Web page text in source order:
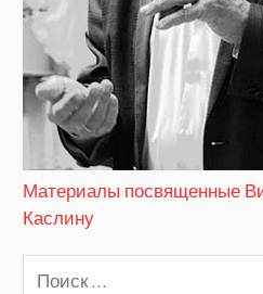
Материалы посвященные
Каслину